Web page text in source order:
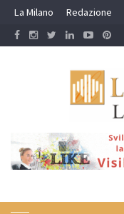
Skip
content
La Milano Redazione